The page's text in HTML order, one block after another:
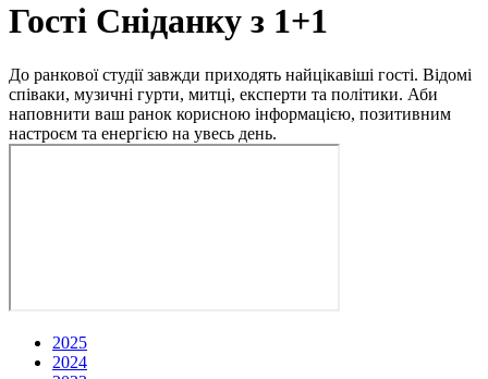
Гості Сніданку з 1+1
До ранкової студії завжди приходять найцікавіші гості. Відомі
співаки, музичні гурти, митці, експерти та політики. Аби
наповнити ваш ранок корисною інформацією, позитивним
настроєм та енергією на увесь день.
2025
2024